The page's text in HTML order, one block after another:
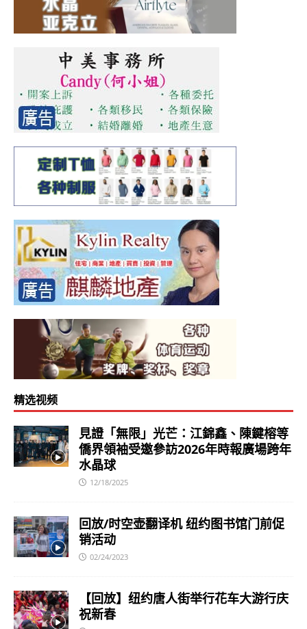
精选视频
見證「無限」光芒：江錦鑫、陳鍵榕等
僑界領袖受邀參訪2026年時報廣場跨年
水晶球
12/18/2025
回放/时空壶翻译机 纽约图书馆门前促
销活动
02/24/2023
【回放】纽约唐人街举行花车大游行庆
祝新春